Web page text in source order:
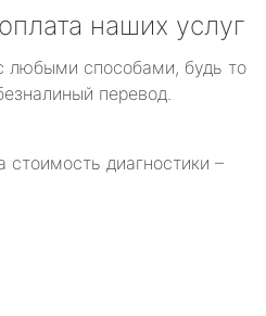
наших услуг
любыми способами, будь то
перевод.
стоимость диагностики –